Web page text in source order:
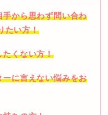
から思わず問い合わ
たい方！
たくない方！
に言えない悩みをお